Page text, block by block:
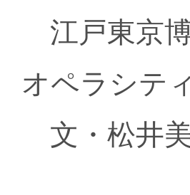
江戸東京
オペラシテ
文・松井